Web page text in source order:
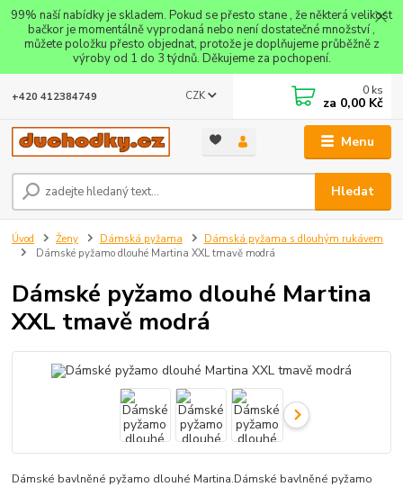
99% naší nabídky je skladem. Pokud se přesto stane , že některá velikost
bačkor je momentálně vyprodaná nebo není dostatečné množství ,
můžete položku přesto objednat, protože je doplňujeme průběžně z
výroby od 1 do 3 týdnů. Děkujeme za pochopení.
Menu
CZK
Hledat
+420 412384749 0 ks
za 0,00 Kč
Úvod Ženy Dámská pyžama
Dámská pyžama s dlouhým rukávem
Dámské pyžamo dlouhé Martina XXL tmavě modrá
Dámské pyžamo dlouhé Martina
XXL tmavě modrá
Dámské bavlněné pyžamo dlouhé Martina.Dámské bavlněné pyžamo